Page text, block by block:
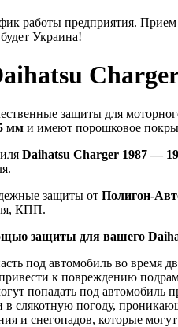
работы предприятия.
Украина!
защиты для
мм и имеют порошковое
Daihatsu Charger 1987 —
защиты от Полигон-
КПП.
защиты для вашего
под автомобиль во время
к повреждению
попадать под
слякотную погоду,
и снегопадов, которые